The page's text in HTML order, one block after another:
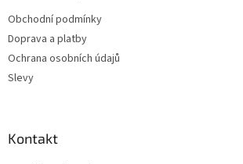
Obchodní podmínky
Doprava a platby
Ochrana osobních údajů
Slevy
Kontakt